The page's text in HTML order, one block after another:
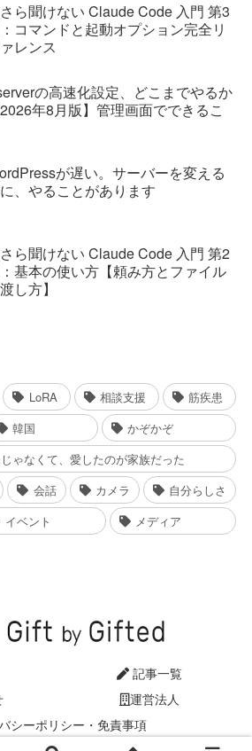
ら聞けない Claude Code 入門 第3
コマンドと起動オプション完全リ
レンス
の高速化設定、どこまでやるか
2026年8月版】管理画面でできるこ
が遅い。サーバーを変える
、やることがあります
ら聞けない Claude Code 入門 第2
基本の使い方【頼み方とファイル
し方】
LoRA 相談支援
筋疾患
韓国
かぞかぞ
ゃなくて、愛したのが家族だった
会話 カメラ
自分らしさ
イベント メディア
記事一覧
運営法人
シーポリシー・免責事項